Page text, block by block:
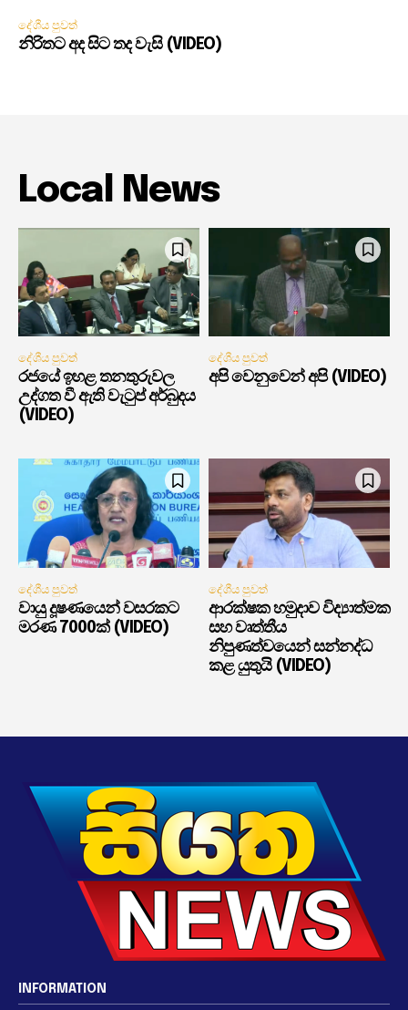
දේශීය පුවත්
නිරිතට අද සිට තද වැසි (VIDEO)
Local News
දේශීය පුවත්
රජයේ ඉහළ තනතුරුවල
උද්ගත වී ඇති වැටුප් අර්බුදය
(VIDEO)
දේශීය පුවත්
අපි වෙනුවෙන් අපි (VIDEO)
දේශීය පුවත්
වායු දූෂණයෙන් වසරකට
මරණ 7000ක් (VIDEO)
දේශීය පුවත්
ආරක්ෂක හමුදාව විද්‍යාත්මක
සහ වෘත්තීය
නිපුණත්වයෙන් සන්නද්ධ
කළ යුතුයි (VIDEO)
INFORMATION